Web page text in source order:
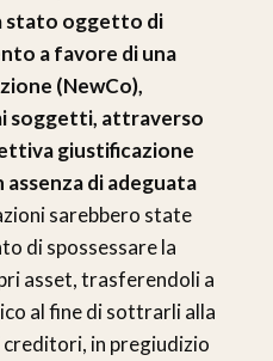
stato oggetto di
a favore di una
(NewCo),
soggetti, attraverso
giustificazione
di adeguata
sarebbero state
di spossessare la
asset, trasferendoli a
al fine di sottrarli alla
in pregiudizio